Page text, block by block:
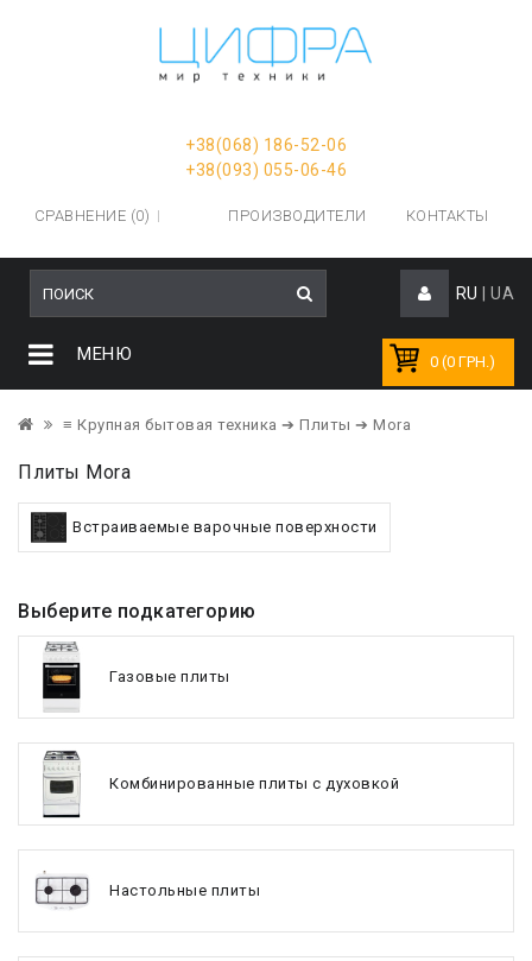
+38(068) 186-52-06
+38(093) 055-06-46
СРАВНЕНИЕ (0) ПРОИЗВОДИТЕЛИ КОНТАКТЫ
RU UA
0 (0 ГРН.)
МЕНЮ
≡ Крупная бытовая техника ➔ Плиты ➔ Mora
Плиты Mora
Встраиваемые варочные поверхности
Выберите подкатегорию
Газовые плиты
Комбинированные плиты с духовкой
Настольные плиты